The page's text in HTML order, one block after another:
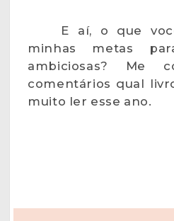
E aí, o que
minhas metas
ambiciosas? Me
comentários qual
muito ler esse ano.